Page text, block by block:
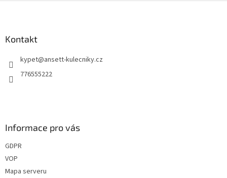
Kontakt
kypet@ansett-kulecniky.cz
776555222
Informace pro vás
GDPR
VOP
Mapa serveru